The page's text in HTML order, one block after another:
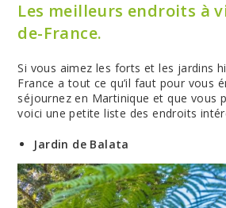
Les meilleurs endroits à
de-France.
Si vous aimez les forts et les jardins
France a tout ce qu’il faut pour vous
séjournez en Martinique et que vous
voici une petite liste des endroits
Jardin de Balata